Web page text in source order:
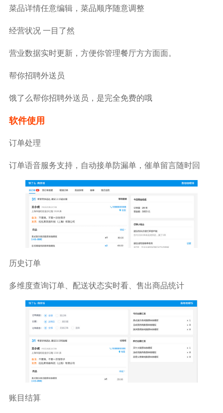
菜品详情任意编辑，菜品顺序随意调整
经营状况 一目了然
营业数据实时更新，方便你管理餐厅方方面面。
帮你招聘外送员
饿了么帮你招聘外送员，是完全免费的哦
软件使用
订单处理
订单语音服务支持，自动接单防漏单，催单留言随时回
历史订单
多维度查询订单、配送状态实时看、售出商品统计
账目结算